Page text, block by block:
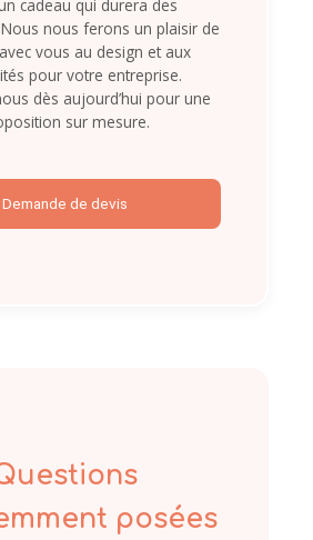
cadeau qui durera des
nous ferons un plaisir de
vous au design et aux
pour votre entreprise.
dès aujourd’hui pour une
sur mesure.
Demande de devis
posées